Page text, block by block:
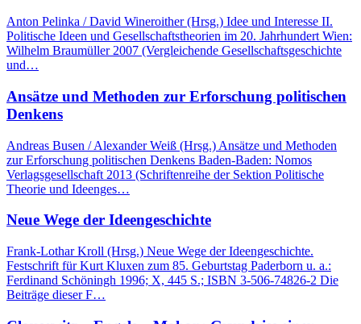
Anton Pelinka / David Wineroither (Hrsg.) Idee und Interesse II.
Politische Ideen und Gesellschaftstheorien im 20. Jahrhundert Wien:
Wilhelm Braumüller 2007 (Vergleichende Gesellschaftsgeschichte
und…
Ansätze und Methoden zur Erforschung politischen
Denkens
Andreas Busen / Alexander Weiß (Hrsg.) Ansätze und Methoden
zur Erforschung politischen Denkens Baden-Baden: Nomos
Verlagsgesellschaft 2013 (Schriftenreihe der Sektion Politische
Theorie und Ideenges…
Neue Wege der Ideengeschichte
Frank-Lothar Kroll (Hrsg.) Neue Wege der Ideengeschichte.
Festschrift für Kurt Kluxen zum 85. Geburtstag Paderborn u. a.:
Ferdinand Schöningh 1996; X, 445 S.; ISBN 3-506-74826-2 Die
Beiträge dieser F…